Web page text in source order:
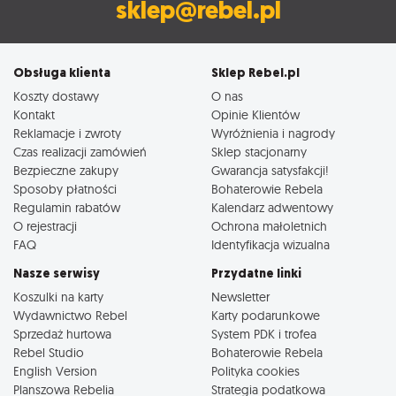
sklep@rebel.pl
Obsługa klienta
Koszty dostawy
Kontakt
Reklamacje i zwroty
Czas realizacji zamówień
Bezpieczne zakupy
Sposoby płatności
Regulamin rabatów
O rejestracji
FAQ
Sklep Rebel.pl
O nas
Opinie Klientów
Wyróżnienia i nagrody
Sklep stacjonarny
Gwarancja satysfakcji!
Bohaterowie Rebela
Kalendarz adwentowy
Ochrona małoletnich
Identyfikacja wizualna
Nasze serwisy
Koszulki na karty
Wydawnictwo Rebel
Sprzedaż hurtowa
Rebel Studio
English Version
Planszowa Rebelia
Przydatne linki
Newsletter
Karty podarunkowe
System PDK i trofea
Bohaterowie Rebela
Polityka cookies
Strategia podatkowa